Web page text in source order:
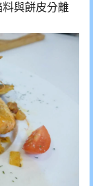
與餅皮分離